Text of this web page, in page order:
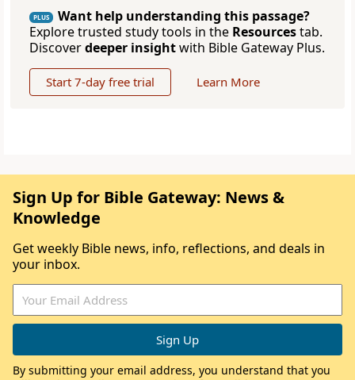
PLUS
Want help understanding this passage?
Explore trusted study tools in the Resourcestab.
Discoverdeeper insightwith Bible Gateway Plus.
Start 7-day free trial Learn More
Sign Up for Bible Gateway: News &
Knowledge
Get weekly Bible news, info, reflections, and deals in
your inbox.
By submitting your email address, you understand that you